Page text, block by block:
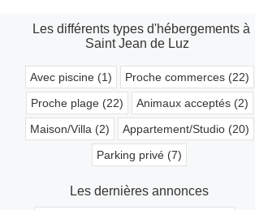
Les différents types d'hébergements à
Saint Jean de Luz
Avec piscine (1)
Proche commerces (22)
Proche plage (22)
Animaux acceptés (2)
Maison/Villa (2)
Appartement/Studio (20)
Parking privé (7)
Les dernières annonces